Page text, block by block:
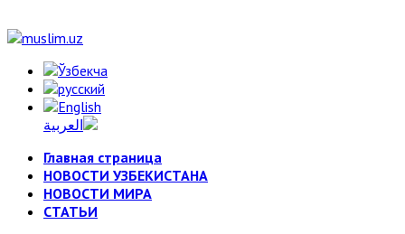
Главная страница
НОВОСТИ УЗБЕКИСТАНА
НОВОСТИ МИРА
СТАТЬИ